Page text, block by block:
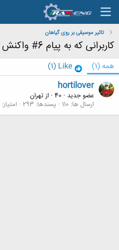
تاثیر موسیقی بر روی گیاهان
کاربرانی که به پیام 6# واکنش نشان داده اند
همه (1)
Like
(1)
hortilover
عضو جدید ·
· ازتهران
ارسال ها 110 پسندها 293 امتیاز